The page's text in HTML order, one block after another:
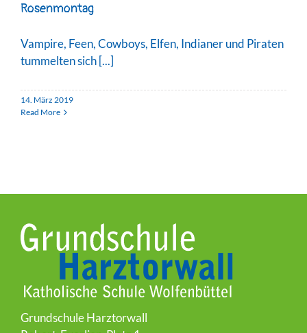
Rosenmontag
Vampire, Feen, Cowboys, Elfen, Indianer und Piraten
tummelten sich [...]
14. März 2019
Read More
Grundschule Harztorwall